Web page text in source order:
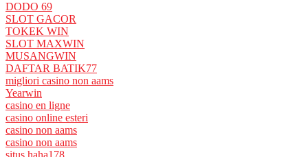
DODO 69
SLOT GACOR
TOKEK WIN
SLOT MAXWIN
MUSANGWIN
DAFTAR BATIK77
migliori casino non aams
Yearwin
casino en ligne
casino online esteri
casino non aams
casino non aams